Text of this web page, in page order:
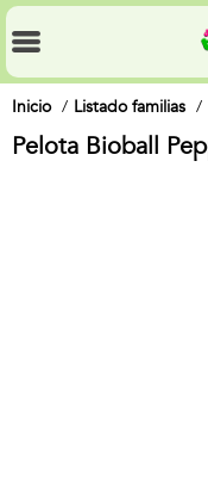
Inicio Listado familias
Pelota Bioball